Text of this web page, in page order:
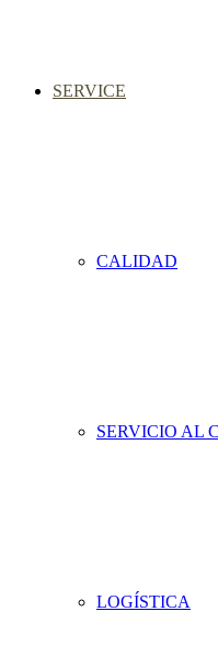
SERVICE
CALIDAD
SERVICIO AL
LOGÍSTICA